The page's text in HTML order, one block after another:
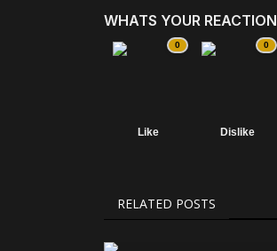
WHATS YOUR REACTION
0
Like
0
Dislike
RELATED POSTS